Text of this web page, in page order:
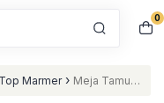
0
Marmer › Meja Tamu